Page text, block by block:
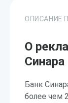
ОПИСАНИЕ
О
Синара
Банк
более чем